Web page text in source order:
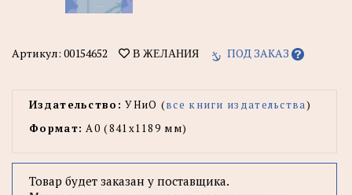
Артикул: 00154652 В ЖЕЛАНИЯ ПОД ЗАКАЗ
Издательство: УНиО (все книги издательства)
Формат: А0 (841x1189 мм)
Товар будет заказан у поставщика.